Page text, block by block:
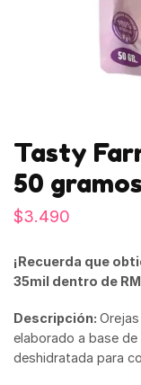
Tasty
50 gramos
$3.490
¡Recuerda que
35mil dentro de
Descripción:
elaborado a base
deshidratada para